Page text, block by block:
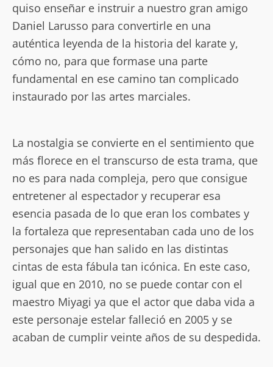
quiso enseñar e instruir a nuestro gran amigo
Daniel Larusso para convertirle en una
auténtica leyenda de la historia del karate y,
cómo no, para que formase una parte
fundamental en ese camino tan complicado
instaurado por las artes marciales.
La nostalgia se convierte en el sentimiento que
más florece en el transcurso de esta trama, que
no es para nada compleja, pero que consigue
entretener al espectador y recuperar esa
esencia pasada de lo que eran los combates y
la fortaleza que representaban cada uno de los
personajes que han salido en las distintas
cintas de esta fábula tan icónica. En este caso,
igual que en 2010, no se puede contar con el
maestro Miyagi ya que el actor que daba vida a
este personaje estelar falleció en 2005 y se
acaban de cumplir veinte años de su despedida.